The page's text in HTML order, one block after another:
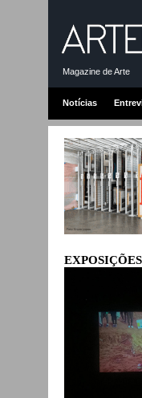
Magazine de Arte
Notícias